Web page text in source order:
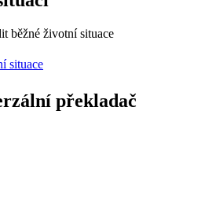
běžné životní situace
překladač